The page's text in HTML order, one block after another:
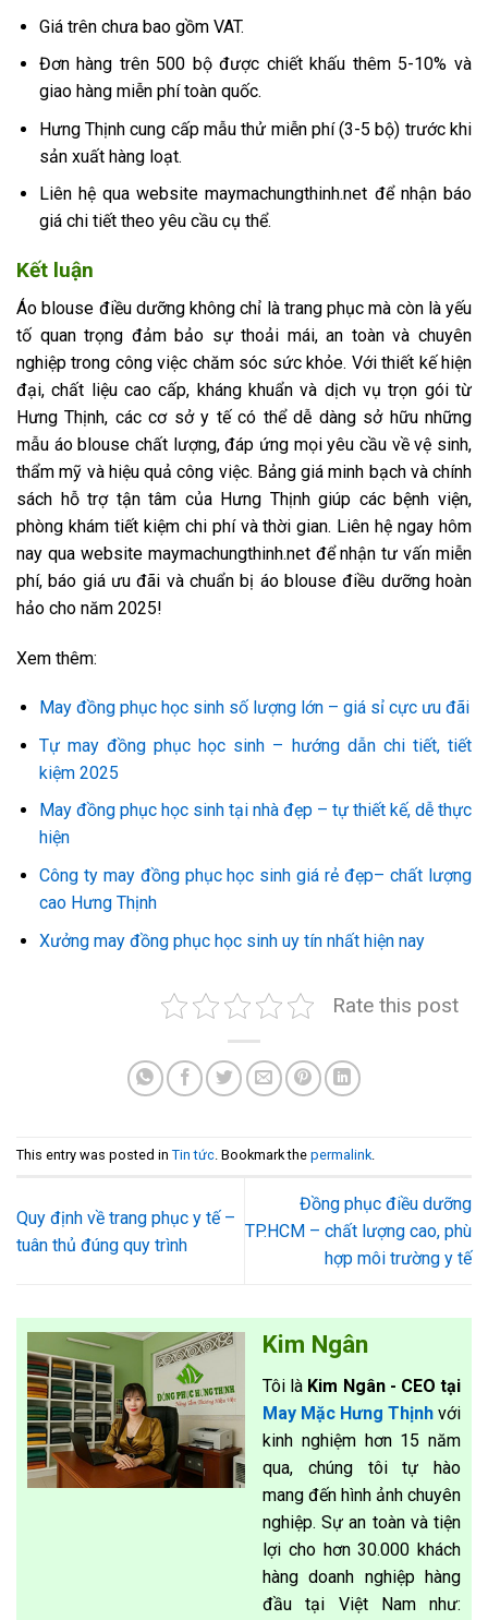
Giá trên chưa bao gồm VAT.
Đơn hàng trên 500 bộ được chiết khấu thêm 5-10% và
giao hàng miễn phí toàn quốc.
Hưng Thịnh cung cấp mẫu thử miễn phí (3-5 bộ) trước khi
sản xuất hàng loạt.
Liên hệ qua website maymachungthinh.net để nhận báo
giá chi tiết theo yêu cầu cụ thể.
Kết luận
Áo blouse điều dưỡng không chỉ là trang phục mà còn là yếu
tố quan trọng đảm bảo sự thoải mái, an toàn và chuyên
nghiệp trong công việc chăm sóc sức khỏe. Với thiết kế hiện
đại, chất liệu cao cấp, kháng khuẩn và dịch vụ trọn gói từ
Hưng Thịnh, các cơ sở y tế có thể dễ dàng sở hữu những
mẫu áo blouse chất lượng, đáp ứng mọi yêu cầu về vệ sinh,
thẩm mỹ và hiệu quả công việc. Bảng giá minh bạch và chính
sách hỗ trợ tận tâm của Hưng Thịnh giúp các bệnh viện,
phòng khám tiết kiệm chi phí và thời gian. Liên hệ ngay hôm
nay qua website maymachungthinh.net để nhận tư vấn miễn
phí, báo giá ưu đãi và chuẩn bị áo blouse điều dưỡng hoàn
hảo cho năm 2025!
Xem thêm:
May đồng phục học sinh số lượng lớn – giá sỉ cực ưu đãi
Tự may đồng phục học sinh – hướng dẫn chi tiết, tiết
kiệm 2025
May đồng phục học sinh tại nhà đẹp – tự thiết kế, dễ thực
hiện
Công ty may đồng phục học sinh giá rẻ đẹp– chất lượng
cao Hưng Thịnh
Xưởng may đồng phục học sinh uy tín nhất hiện nay
Rate this post
This entry was posted in Tin tức. Bookmark the permalink.
Quy định về trang phục y tế –
tuân thủ đúng quy trình
Đồng phục điều dưỡng
TP.HCM – chất lượng cao, phù
hợp môi trường y tế
Kim Ngân
Tôi là Kim Ngân - CEO tại
May Mặc Hưng Thịnh với
kinh nghiệm hơn 15 năm
qua, chúng tôi tự hào
mang đến hình ảnh chuyên
nghiệp. Sự an toàn và tiện
lợi cho hơn 30.000 khách
hàng doanh nghiệp hàng
đầu tại Việt Nam như: